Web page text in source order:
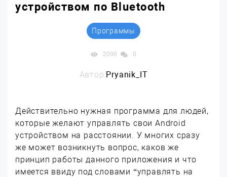
устройством по Bluetooth
Программы
2096 0
Автор:Pryanik_IT
Действительно нужная программа для людей,
которые желают управлять свои Android
устройством на расстоянии. У многих сразу
же может возникнуть вопрос, каков же
принцип работы данного приложения и что
имеется ввиду под словами “управлять на